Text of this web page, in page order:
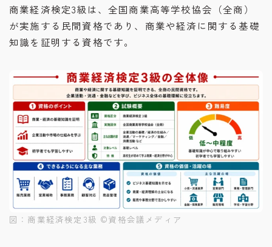
商業経済検定3級は、全国商業高等学校協会（全商）
が実施する民間資格であり、商業や経済に関する基礎
知識を証明する資格です。
図：商業経済検定3級 ©︎資格会議メディア